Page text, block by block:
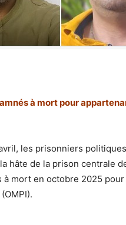
à mort pour
les prisonniers
hâte de la prison centrale
mort en octobre 2025